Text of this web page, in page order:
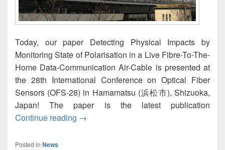
Today, our paper Detecting Physical Impacts by
Monitoring State of Polarisation in a Live Fibre-To-The-
Home Data-Communication Air-Cable is presented at
the 28th International Conference on Optical Fiber
Sensors (OFS-28) in Hamamatsu (浜松市), Shizuoka,
Japan! The paper is the latest publication
Continue reading Presentation of «Detecting Physical
→
Posted in News